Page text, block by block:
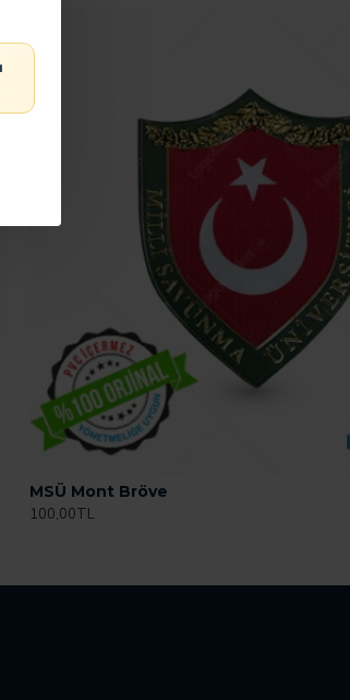
MSÜ Mont Bröve
100,00TL